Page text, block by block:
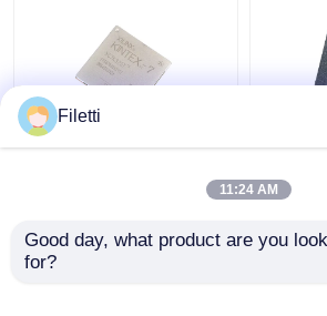
Logikvorrichtung
XC7K325T-2FFG676I
Logik-
GW2A-
Filetti
11:24 AM
Good day, what product are you
for?